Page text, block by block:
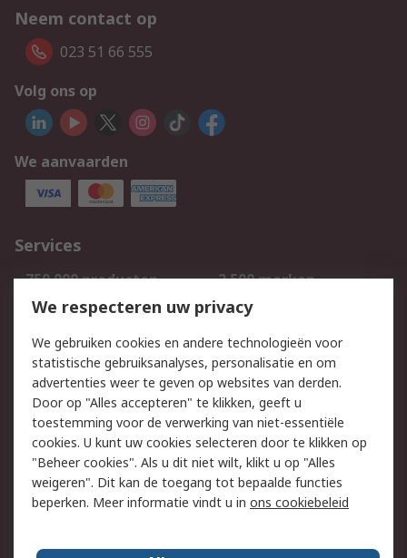
Neem contact op
023 51 66 555
Volg ons op
We aanvaarden
Services
750.000 producten
2.500 merken
Bestellen
Inkoopoplossingen
Track & Trace
Wettelijk
Cookiebeleid
Email veiligheid
Privacybeleid
Websitevoorwaarden
Algemene
verkoopvoorwaarden
We respecteren uw privacy
We gebruiken cookies en andere technologieën voor
statistische gebruiksanalyses, personalisatie en om
advertenties weer te geven op websites van derden.
Door op "Alles accepteren" te klikken, geeft u
toestemming voor de verwerking van niet-essentiële
cookies. U kunt uw cookies selecteren door te klikken op
"Beheer cookies". Als u dit niet wilt, klikt u op "Alles
weigeren". Dit kan de toegang tot bepaalde functies
beperken. Meer informatie vindt u in ons cookiebeleid